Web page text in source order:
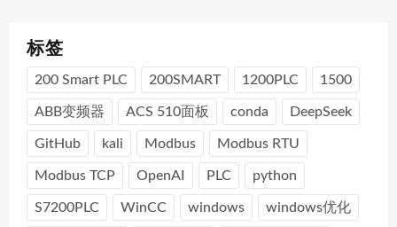
标签
200 Smart PLC 200SMART 1200PLC 1500
ABB变频器 ACS 510面板 conda DeepSeek
GitHub kali Modbus Modbus RTU
Modbus TCP OpenAI PLC python
S7200PLC WinCC windows windows优化